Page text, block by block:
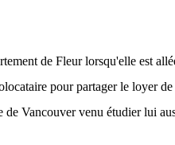
de Fleur lorsqu'elle est
pour partager le loyer
Vancouver venu étudier lui